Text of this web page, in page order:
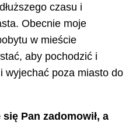
czasu i
Obecnie moje
w mieście
aby pochodzić i
wyjechać poza miasto do
Pan zadomowił, a